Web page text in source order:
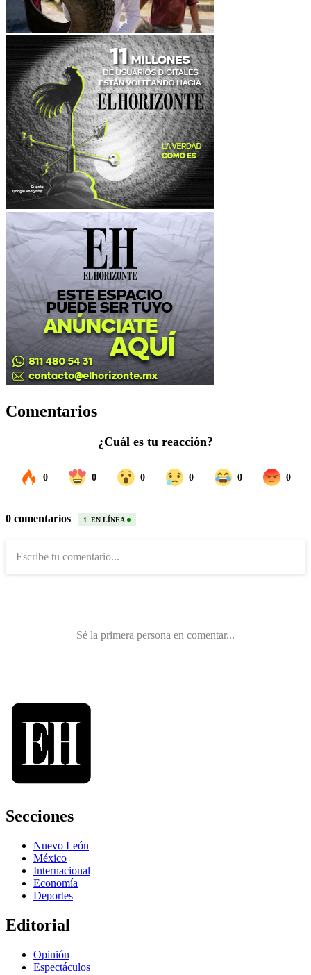
Comentarios
Secciones
Nuevo León
México
Internacional
Economía
Deportes
Editorial
Opinión
Espectáculos